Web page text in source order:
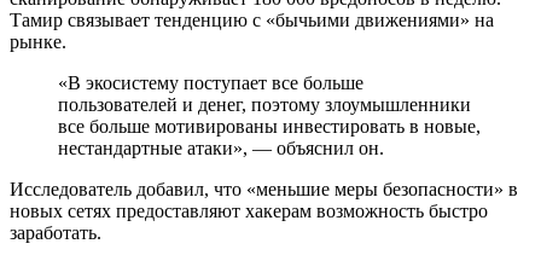
Тамир связывает тенденцию с «бычьими движениями» на
рынке.
«В экосистему поступает все больше
пользователей и денег, поэтому злоумышленники
все больше мотивированы инвестировать в новые,
нестандартные атаки», — объяснил он.
Исследователь добавил, что «меньшие меры безопасности» в
новых сетях предоставляют хакерам возможность быстро
заработать.